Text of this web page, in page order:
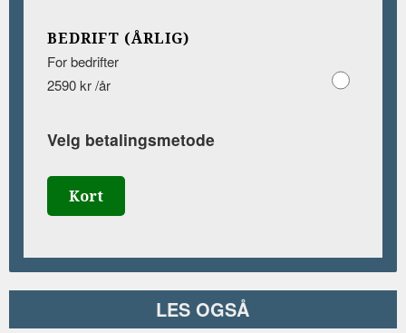
BEDRIFT (ÅRLIG)
For bedrifter
2590 kr /år
Velg betalingsmetode
Kort
LES OGSÅ